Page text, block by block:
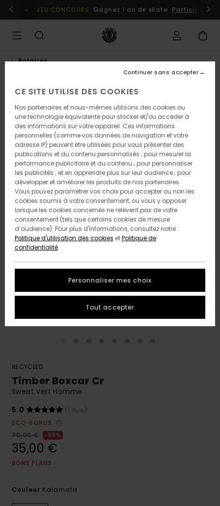
l'information
Se connecter / s'inscrire
JEU CONCOURS Gagnez 1 an de skate Participez
Polaires
RECYCLED
Timber Boxcar Cr
Sweat Vert Homme
5.0
(1 Avis)
ECO-BONUS
70,00 €
50%
35,00 €
BONS PLANS
Couleur Kalamata
CE SITE UTILISE DES COOKIES
Nos partenaires et nous-mêmes utilisons des cookies ou
une technologie équivalente pour stocker et/ou accéder à
des informations sur votre appareil. Ces informations
personnelles (comme vos données de navigation et votre
adresse IP) peuvent être utilisées pour vous présenter des
publications et du contenu personnalisés ; pour mesurer la
performance publicitaire et du contenu ; pour personnaliser
les publicités ; et en apprendre plus sur leur audience ; pour
développer et améliorer les produits de nos partenaires.
Vous pouvez paramétrer vos choix pour accepter ou non les
cookies soumis à votre consentement, ou vous y opposer
lorsque les cookies concernés ne relèvent pas de votre
consentement (tels que certains cookies de mesure
d’audience). Pour plus d'informations, consultez notre :
Politique d'utilisation des cookies etPolitique de
confidentialité
Personnaliser mes choix
Continuer sans accepter
Tout accepter